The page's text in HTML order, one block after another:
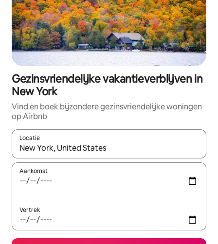
Gezinsvriendelijke vakantieverblijven in
New York
Vind en boek bijzondere gezinsvriendelijke woningen
op Airbnb
Locatie
Wanneer er resultaten beschikbaar zijn, maak je een keuze
Aankomst
Vertrek